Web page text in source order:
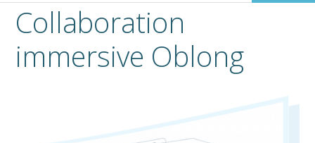
Collaboration
immersive Oblong